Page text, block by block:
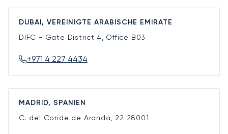
DUBAI, VEREINIGTE ARABISCHE EMIRATE
DIFC - Gate District 4, Office B03
+971 4 227 4434
MADRID, SPANIEN
C. del Conde de Aranda, 22 28001